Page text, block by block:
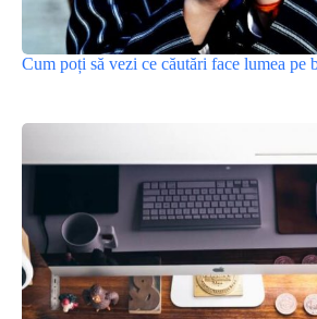
Cum poți să vezi ce căutări face lumea pe